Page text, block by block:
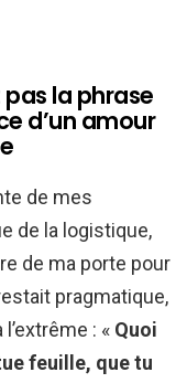
la phrase
d’un amour
de mes
de la logistique,
de ma porte pour
pragmatique,
: « Quoi
feuille, que tu